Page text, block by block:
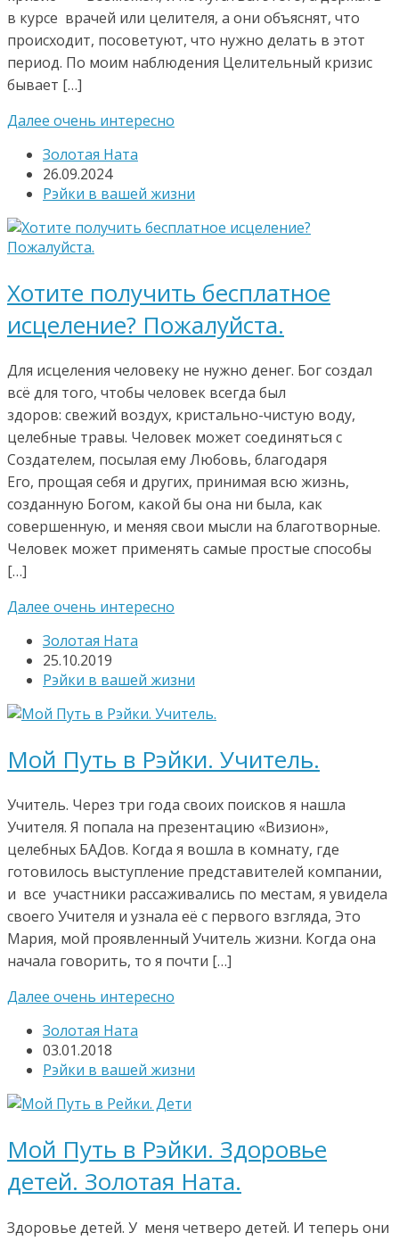
в курсе врачей или целителя, а они объяснят, что
происходит, посоветуют, что нужно делать в этот
период. По моим наблюдения Целительный кризис
бывает […]
Далее очень интересно
Золотая Ната
26.09.2024
Рэйки в вашей жизни
Хотите получить бесплатное
исцеление? Пожалуйста.
Для исцеления человеку не нужно денег. Бог создал
всё для того, чтобы человек всегда был
здоров: свежий воздух, кристально-чистую воду,
целебные травы. Человек может соединяться с
Создателем, посылая ему Любовь, благодаря
Его, прощая себя и других, принимая всю жизнь,
созданную Богом, какой бы она ни была, как
совершенную, и меняя свои мысли на благотворные.
Человек может применять самые простые способы
[…]
Далее очень интересно
Золотая Ната
25.10.2019
Рэйки в вашей жизни
Мой Путь в Рэйки. Учитель.
Учитель. Через три года своих поисков я нашла
Учителя. Я попала на презентацию «Визион»,
целебных БАДов. Когда я вошла в комнату, где
готовилось выступление представителей компании,
и все участники рассаживались по местам, я увидела
своего Учителя и узнала её с первого взгляда, Это
Мария, мой проявленный Учитель жизни. Когда она
начала говорить, то я почти […]
Далее очень интересно
Золотая Ната
03.01.2018
Рэйки в вашей жизни
Мой Путь в Рэйки. Здоровье
детей. Золотая Ната.
Здоровье детей. У меня четверо детей. И теперь они